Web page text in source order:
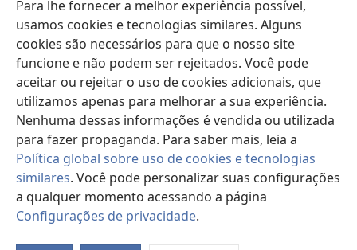
Para lhe fornecer a melhor experiência possível,
usamos cookies e tecnologias similares. Alguns
cookies são necessários para que o nosso site
funcione e não podem ser rejeitados. Você pode
aceitar ou rejeitar o uso de cookies adicionais, que
utilizamos apenas para melhorar a sua experiência.
Nenhuma dessas informações é vendida ou utilizada
para fazer propaganda. Para saber mais, leia a
Política global sobre uso de cookies e tecnologias
similares. Você pode personalizar suas configurações
a qualquer momento acessando a página
Configurações de privacidade.
Biblioteca On-line da Torre de Vigia™
(abre
nova
janela)JW Hub
(abre
nova
janela)JW Library
Watchtower Library
Copyright© 2026 Watch Tower Bible and Tract Society of Pennsylvania.
TERMOS DE USO | POLÍTICA DE PRIVACIDADE